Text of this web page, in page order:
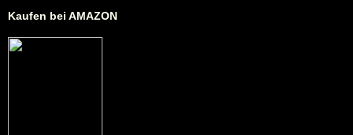
Kaufen bei AMAZON